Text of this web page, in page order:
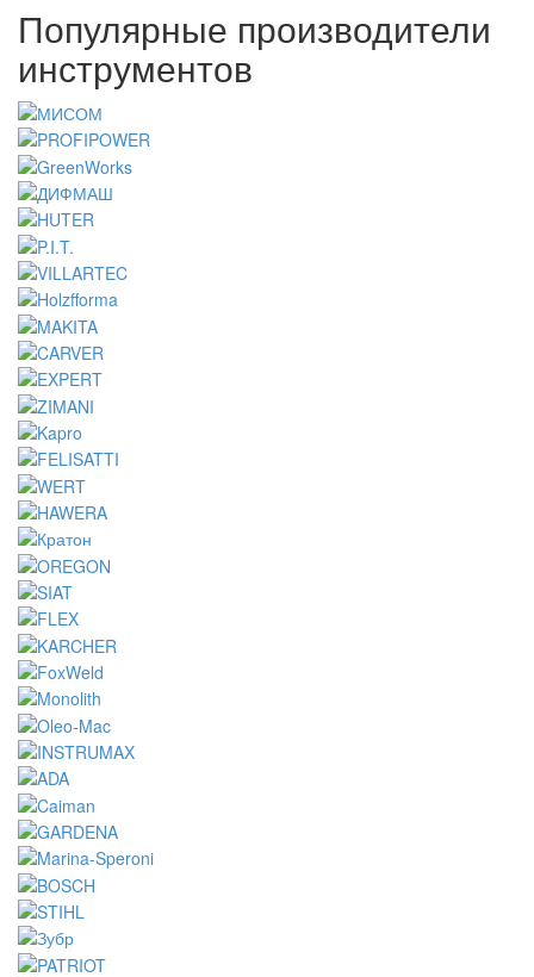
Популярные производители
инструментов